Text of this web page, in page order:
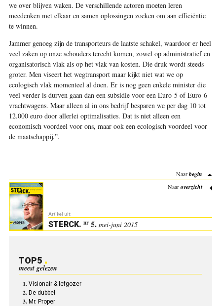
we over blijven waken. De verschillende actoren moeten leren
meedenken met elkaar en samen oplossingen zoeken om aan efficiëntie
te winnen.
Jammer genoeg zijn de transporteurs de laatste schakel, waardoor er heel
veel zaken op onze schouders terecht komen, zowel op administratief en
organisatorisch vlak als op het vlak van kosten. Die druk wordt steeds
groter. Men viseert het wegtransport maar kijkt niet wat we op
ecologisch vlak momenteel al doen. Er is nog geen enkele minister die
veel verder is durven gaan dan een subsidie voor een Euro-5 of Euro-6
vrachtwagens. Maar alleen al in ons bedrijf besparen we per dag 10 tot
12.000 euro door allerlei optimalisaties. Dat is niet alleen een
economisch voordeel voor ons, maar ook een ecologisch voordeel voor
de maatschappij.”.
Naarbegin
Naaroverzicht
Artikel uit:
STERCK. nr5. mei-juni 2015
TOP5
meest gelezen
Visionair & lefgozer
De dubbel
Mr. Proper